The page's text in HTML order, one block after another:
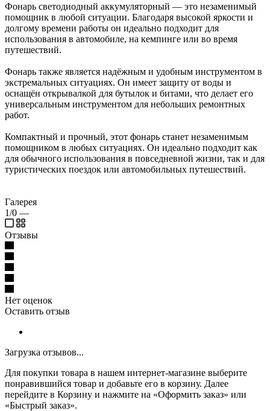
Фонарь светодиодный аккумуляторный — это незаменимый
помощник в любой ситуации. Благодаря высокой яркости и
долгому времени работы он идеально подходит для
использования в автомобиле, на кемпинге или во время
путешествий.
Фонарь также является надёжным и удобным инструментом в
экстремальных ситуациях. Он имеет защиту от воды и
оснащён открывалкой для бутылок и битами, что делает его
универсальным инструментом для небольших ремонтных
работ.
Компактный и прочный, этот фонарь станет незаменимым
помощником в любых ситуациях. Он идеально подходит как
для обычного использования в повседневной жизни, так и для
туристических поездок или автомобильных путешествий.
Галерея
1/0 —
Отзывы
Нет оценок
Оставить отзыв
Загрузка отзывов...
Для покупки товара в нашем интернет-магазине выберите
понравившийся товар и добавьте его в корзину. Далее
перейдите в Корзину и нажмите на «Оформить заказ» или
«Быстрый заказ».